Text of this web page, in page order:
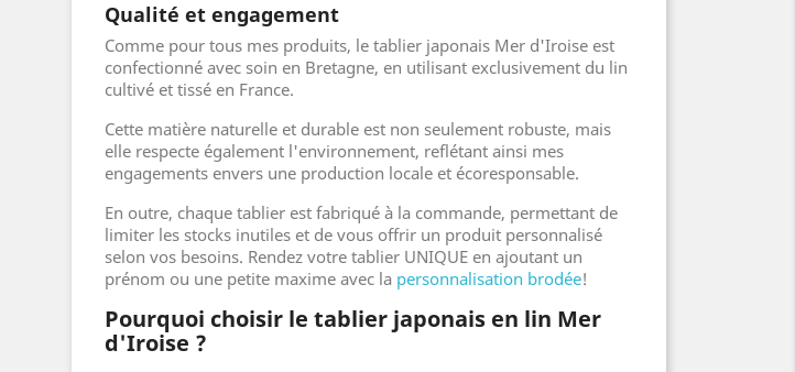
Qualité et engagement
Comme pour tous mes produits, le tablier japonais Mer d'Iroise est
confectionné avec soin en Bretagne, en utilisant exclusivement du lin
cultivé et tissé en France.
Cette matière naturelle et durable est non seulement robuste, mais
elle respecte également l'environnement, reflétant ainsi mes
engagements envers une production locale et écoresponsable.
En outre, chaque tablier est fabriqué à la commande, permettant de
limiter les stocks inutiles et de vous offrir un produit personnalisé
selon vos besoins. Rendez votre tablier UNIQUE en ajoutant un
prénom ou une petite maxime avec la personnalisation brodée!
Pourquoi choisir le tablier japonais en lin Mer
d'Iroise ?